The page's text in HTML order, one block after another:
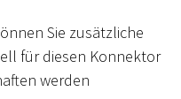
Sie zusätzliche
für diesen Konnektor
werden